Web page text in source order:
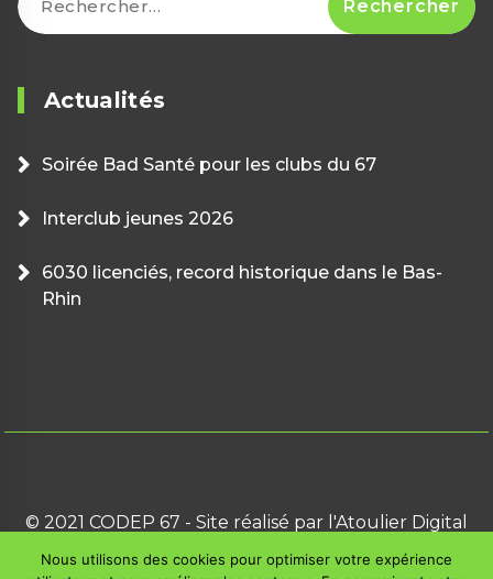
Actualités
Soirée Bad Santé pour les clubs du 67
Interclub jeunes 2026
6030 licenciés, record historique dans le Bas-
Rhin
© 2021 CODEP 67 - Site réalisé par l'Atoulier Digital
Nous utilisons des cookies pour optimiser votre expérience